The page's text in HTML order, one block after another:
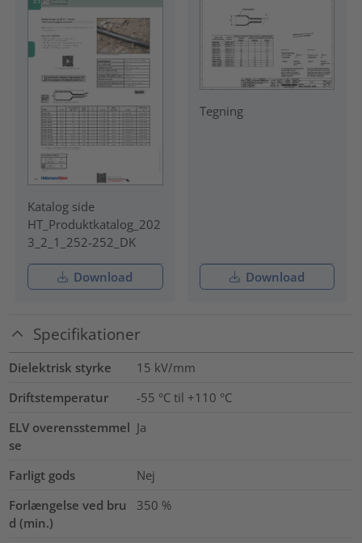
Katalog side
HT_Produktkatalog_202
3_2_1_252-252_DK
Download
Tegning
Download
Specifikationer
Dielektrisk styrke 15 kV/mm
Driftstemperatur
-55 °C til +110 °C
ELV overensstemmel
se
Ja
Farligt gods
Nej
Forlængelse ved bru
d (min.)
350 %